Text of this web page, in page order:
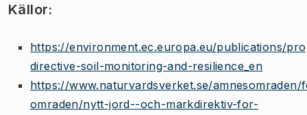
Källor:
https://environment.ec.europa.eu/publications/
directive-soil-monitoring-and-resilience_en
https://www.naturvardsverket.se/
omraden/nytt-jord--och-markdirektiv-for-